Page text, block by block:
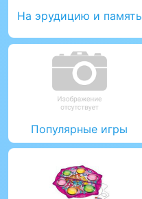
На эрудицию и память
Популярные игры